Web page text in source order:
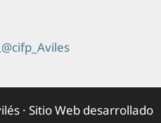
@cifp_Aviles
· Sitio Web desarrollado